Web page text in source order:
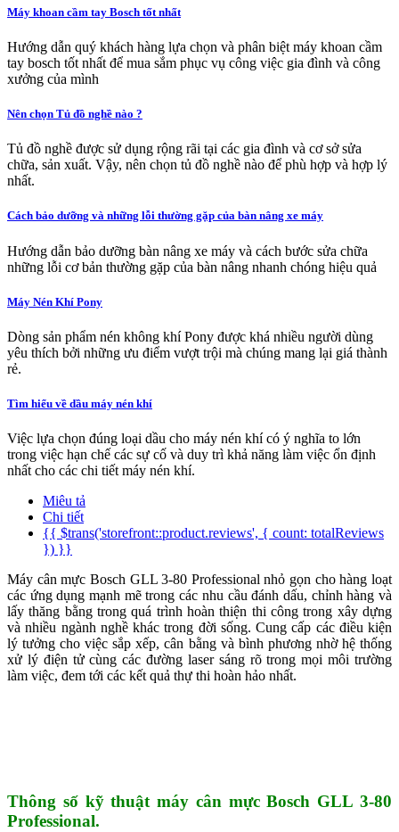
Máy khoan cầm tay Bosch tốt nhất
Hướng dẫn quý khách hàng lựa chọn và phân biệt máy khoan cầm
tay bosch tốt nhất để mua sắm phục vụ công việc gia đình và công
xưởng của mình
Nên chọn Tủ đồ nghề nào ?
Tủ đồ nghề được sử dụng rộng rãi tại các gia đình và cơ sở sửa
chữa, sản xuất. Vậy, nên chọn tủ đồ nghề nào để phù hợp và hợp lý
nhất.
Cách bảo dưỡng và những lỗi thường gặp của bàn nâng xe máy
Hướng dẫn bảo dưỡng bàn nâng xe máy và cách bước sửa chữa
những lỗi cơ bản thường gặp của bàn nâng nhanh chóng hiệu quả
Máy Nén Khí Pony
Dòng sản phẩm nén không khí Pony được khá nhiều người dùng
yêu thích bởi những ưu điểm vượt trội mà chúng mang lại giá thành
rẻ.
Tìm hiểu về dầu máy nén khí
Việc lựa chọn đúng loại dầu cho máy nén khí có ý nghĩa to lớn
trong việc hạn chế các sự cố và duy trì khả năng làm việc ổn định
nhất cho các chi tiết máy nén khí.
Miêu tả
Chi tiết
{{ $trans('storefront::product.reviews', { count: totalReviews
}) }}
Máy cân mực Bosch GLL 3-80 Professional nhỏ gọn cho hàng loạt
các ứng dụng mạnh mẽ trong các nhu cầu đánh dấu, chỉnh hàng và
lấy thăng bằng trong quá trình hoàn thiện thi công trong xây dựng
và nhiều ngành nghề khác trong đời sống. Cung cấp các điều kiện
lý tưởng cho việc sắp xếp, cân bằng và bình phương nhờ hệ thống
xử lý điện tử cùng các đường laser sáng rõ trong mọi môi trường
làm việc, đem tới các kết quả thự thi hoàn hảo nhất.
Thông số kỹ thuật máy cân mực Bosch GLL 3-80
Professional.